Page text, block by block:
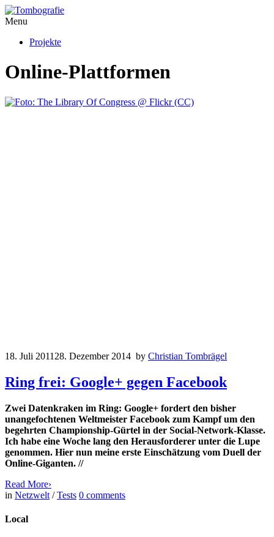
Menu
Projekte
Online-Plattformen
18. Juli 2011 28. Dezember 2014 by Christian Tombrägel
Ring frei: Google+ gegen Facebook
Zwei Datenkraken im Ring: Google+ fordert den bisher
unangefochtenen Weltmeister Facebook zum Kampf um den
begehrten Championship-Gürtel in der Social-Network-Klasse.
Ich habe eine Woche lang den Herausforderer unter die Lupe
genommen. Hier nun meine erste Einschätzung vom Duell der
Online-Giganten. //
Read More›
in Netzwelt /Tests 0 comments
Local